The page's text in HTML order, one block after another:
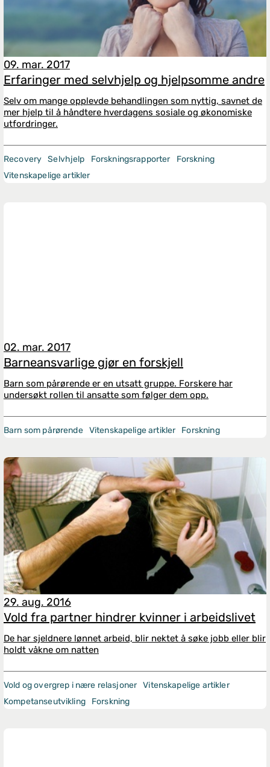
09. mar. 2017
Erfaringer med selvhjelp og hjelpsomme andre
Selv om mange opplevde behandlingen som nyttig, savnet de
mer hjelp til å håndtere hverdagens sosiale og økonomiske
utfordringer.
Recovery Selvhjelp Forskningsrapporter
Forskning
Vitenskapelige artikler
02. mar. 2017
Barneansvarlige gjør en forskjell
Barn som pårørende er en utsatt gruppe. Forskere har
undersøkt rollen til ansatte som følger dem opp.
Barn som pårørende Vitenskapelige artikler Forskning
29. aug. 2016
Vold fra partner hindrer kvinner i arbeidslivet
De har sjeldnere lønnet arbeid, blir nektet å søke jobb eller blir
holdt våkne om natten
Vold og overgrep i nære relasjoner Vitenskapelige artikler
Kompetanseutvikling
Forskning